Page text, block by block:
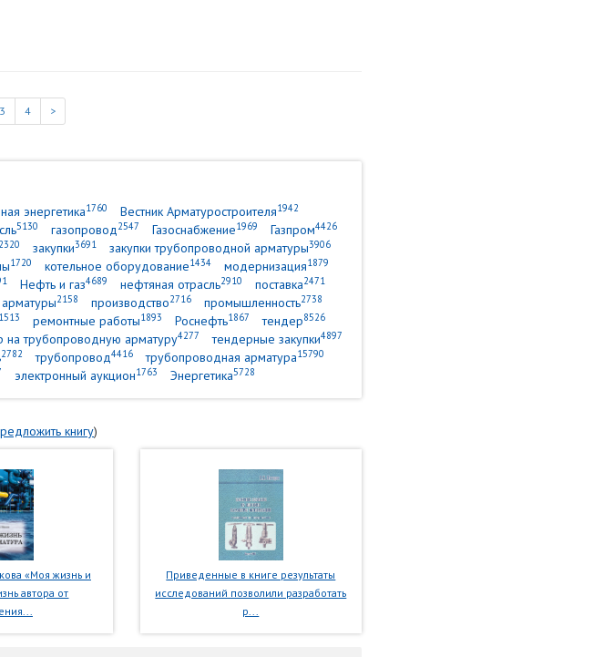
3 4 >
энергетика1760 Вестник Арматуростроителя1942
5130 газопровод2547 Газоснабжение1969 Газпром4426
2320 закупки3691 закупки трубопроводной арматуры3906
1720 котельное оборудование1434 модернизация1879
Нефть и газ4689 нефтяная отрасль2910 поставка2471
2158 производство2716 промышленность2738
1513 ремонтные работы1893 Роснефть1867 тендер8526
на трубопроводную арматуру4277 тендерные закупки4897
2782 трубопровод4416 трубопроводная арматура15790
электронный аукцион1763 Энергетика5728
книгу)
«Моя жизнь и
автора от
Приведенные в книге результаты
исследований позволили разработать
р...